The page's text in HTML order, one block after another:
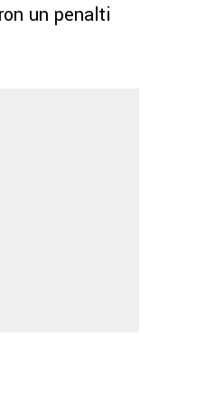
un penalti